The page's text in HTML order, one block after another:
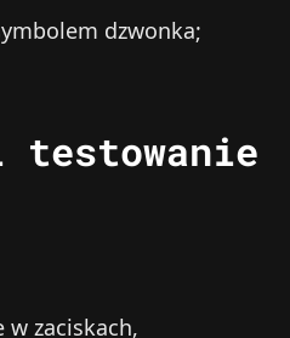
dzwonka;
testowanie
w zaciskach,